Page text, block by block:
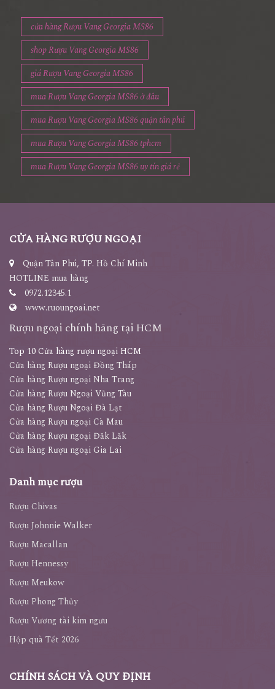
cửa hàng Rượu Vang Georgia MS86
shop Rượu Vang Georgia MS86
giá Rượu Vang Georgia MS86
mua Rượu Vang Georgia MS86 ở đâu
mua Rượu Vang Georgia MS86 quận tân phú
mua Rượu Vang Georgia MS86 tphcm
mua Rượu Vang Georgia MS86 uy tín giá rẻ
CỬA HÀNG RƯỢU NGOẠI
Quận Tân Phú, TP. Hồ Chí Minh
HOTLINE mua hàng
0972.12345.1
www.ruoungoai.net
Rượu ngoại chính hãng tại HCM
Top 10 Cửa hàng rượu ngoại HCM
Cửa hàng Rượu ngoại Đồng Tháp
Cửa hàng Rượu ngoại Nha Trang
Cửa hàng Rượu Ngoại Vũng Tàu
Cửa hàng Rượu Ngoại Đà Lạt
Cửa hàng Rượu ngoại Cà Mau
Cửa hàng Rượu ngoại Đăk Lăk
Cửa hàng Rượu ngoại Gia Lai
Danh mục rượu
Rượu Chivas
Rượu Johnnie Walker
Rượu Macallan
Rượu Hennessy
Rượu Meukow
Rượu Phong Thủy
Rượu Vương tài kim ngưu
Hộp quà Tết 2026
CHÍNH SÁCH VÀ QUY ĐỊNH